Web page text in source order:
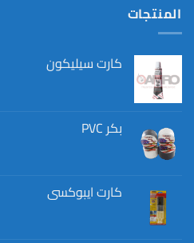
المنتجات
كارت سيليكون
بكر PVC
كارت ايبوكسي